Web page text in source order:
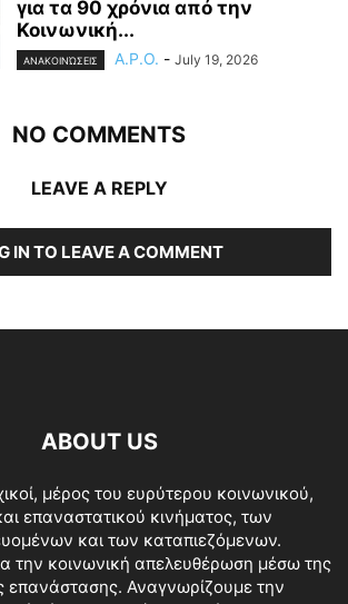
για τα 90 χρόνια από την
Κοινωνική...
ΑΝΑΚΟΙΝΏΣΕΙΣ A.P.O. - July 19, 2026
NO COMMENTS
LEAVE A REPLY
IN TO LEAVE A COMMENT
ABOUT US
μέρος του ευρύτερου κοινωνικού,
επαναστατικού κινήματος, των
και των καταπιεζόμενων.
την κοινωνική απελευθέρωση μέσω της
επανάστασης. Αναγνωρίζουμε την